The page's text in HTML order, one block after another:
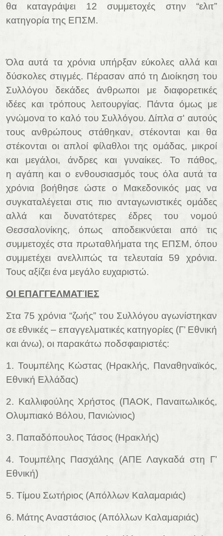
θα καταγράψει 12 συμμετοχές στην “ελιτ”
κατηγορία της ΕΠΣΜ.
Όλα αυτά τα χρόνια υπήρξαν εύκολες αλλά και
δύσκολες στιγμές. Πέρασαν από τη Διοίκηση του
Συλλόγου δεκάδες άνθρωποι με διαφορετικές
ιδέες και τρόπους λειτουργίας. Πάντα όμως με
γνώμονα το καλό του Συλλόγου. Δίπλα σ' αυτούς
τους ανθρώπους στάθηκαν, στέκονται και θα
στέκονται οι απλοί φίλαθλοι της ομάδας, μικροί
και μεγάλοι, άνδρες και γυναίκες. Το πάθος,
η αγάπη και ο ενθουσιασμός τους όλα αυτά τα
χρόνια βοήθησε ώστε ο Μακεδονικός μας να
συγκαταλέγεται στις πιο ανταγωνιστικές ομάδες
αλλά και δυνατότερες έδρες του νομού
Θεσσαλονίκης, όπως αποδεικνύεται από τις
συμμετοχές στα πρωταθλήματα της ΕΠΣΜ, όπου
συμμετέχει ανελλιπώς τα τελευταία 59 χρόνια.
Τους αξίζει ένα μεγάλο ευχαριστώ.
ΟΙ ΕΠΑΓΓΕΛΜΑΤΊΕΣ
Στα 75 χρόνια “ζωής” του Συλλόγου αγωνίστηκαν
σε εθνικές – επαγγελματικές κατηγορίες (Γ’ Εθνική
και άνω), οι παρακάτω ποδσφαιριστές:
1. Τουμπέλης Κώστας (Ηρακλής, Παναθηναϊκός,
Εθνική Ελλάδας)
2. Καλλιφούλης Χρήστος (ΠΑΟΚ, Παναιτωλικός,
Ολυμπιακό Βόλου, Πανιώνιος)
3. Παπαδόπουλος Τάσος (Ηρακλής)
4. Τουμπέλης Πασχάλης (ΑΠΕ Λαγκαδά στη Γ’
Εθνική)
5. Τίμου Σωτήριος (Απόλλων Καλαμαριάς)
6. Μάτης Αναστάσιος (Απόλλων Καλαμαριάς)